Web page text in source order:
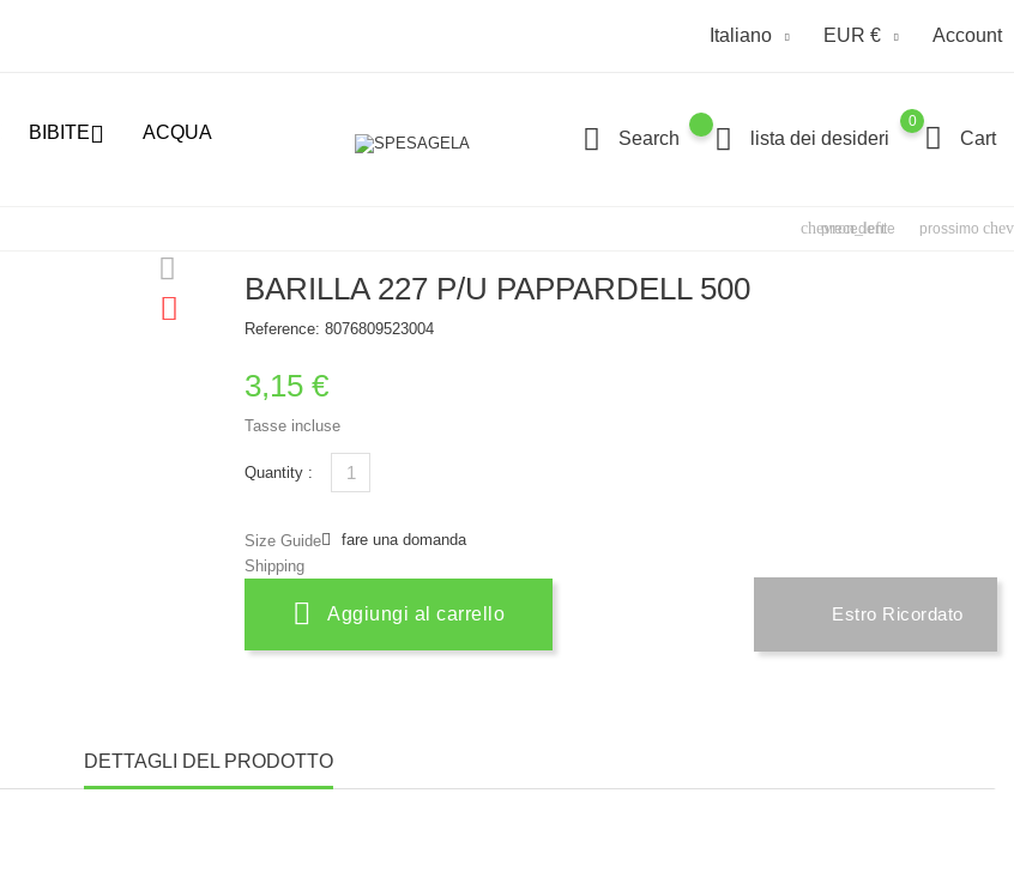
Italiano EUR € Account
BIBITE ACQUA Search lista dei desideri
0
Cart
chevron_left
precedente prossimo
BARILLA 227 P/U PAPPARDELL 500
Reference: 8076809523004
3,15 €
Tasse incluse
Quantity :
Size Guide
Shipping
fare una domanda
Aggiungi al carrello Estro Ricordato
DETTAGLI DEL PRODOTTO